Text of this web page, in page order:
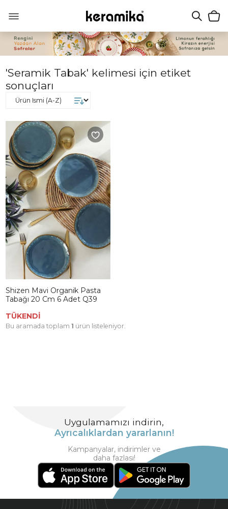
'Seramik Tabak' kelimesi için etiket
sonuçları
Shizen Mavi Organik Pasta
Tabağı 20 Cm 6 Adet Q39
TÜKENDİ
Bu aramada toplam 1 ürün listeleniyor.
Uygulamamızı indirin,
Ayrıcalıklardan yararlanın!
Kampanyalar, indirimler ve
daha fazlası!